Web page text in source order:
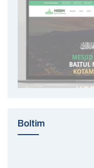
Boltim